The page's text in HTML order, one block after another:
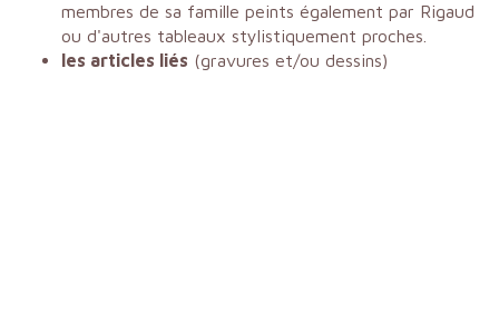
membres de sa famille peints également par Rigaud
ou d'autres tableaux stylistiquement proches.
les articles liés (gravures et/ou dessins)